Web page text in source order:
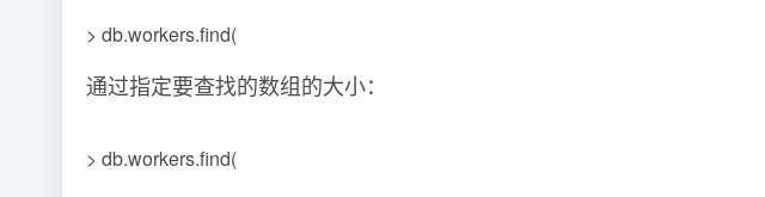
> db.workers.find(
通过指定要查找的数组的大小：
> db.workers.find(